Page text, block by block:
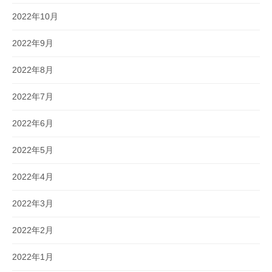
2022年10月
2022年9月
2022年8月
2022年7月
2022年6月
2022年5月
2022年4月
2022年3月
2022年2月
2022年1月